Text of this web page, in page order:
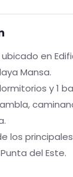
en
Mansa.
y 1
los
del Este.